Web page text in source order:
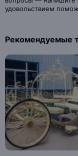
удовольствием
Рекомендуемые